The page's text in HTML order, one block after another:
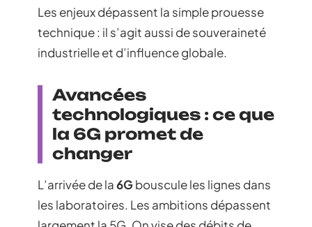
Les enjeux dépassent la simple prouesse
technique : il s’agit aussi de souveraineté
industrielle et d’influence globale.
Avancées
technologiques : ce que
la 6G promet de
changer
L’arrivée de la6Gbouscule les lignes dans
les laboratoires. Les ambitions dépassent